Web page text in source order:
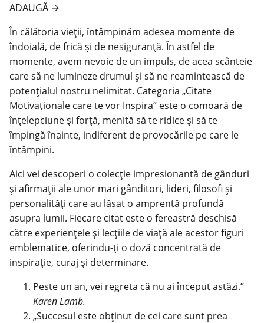
ADAUGĂ →
În călătoria vieții, întâmpinăm adesea momente de
îndoială, de frică și de nesiguranță. În astfel de
momente, avem nevoie de un impuls, de acea scânteie
care să ne lumineze drumul și să ne reamintească de
potențialul nostru nelimitat. Categoria „Citate
Motivaționale care te vor Inspira” este o comoară de
înțelepciune și forță, menită să te ridice și să te
împingă înainte, indiferent de provocările pe care le
întâmpini.
Aici vei descoperi o colecție impresionantă de gânduri
și afirmații ale unor mari gânditori, lideri, filosofi și
personalități care au lăsat o amprentă profundă
asupra lumii. Fiecare citat este o fereastră deschisă
către experiențele și lecțiile de viață ale acestor figuri
emblematice, oferindu-ți o doză concentrată de
inspirație, curaj și determinare.
Peste un an, vei regreta că nu ai început astăzi.”
Karen Lamb.
„Succesul este obținut de cei care sunt prea